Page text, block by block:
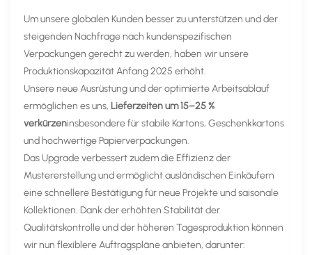
Um unsere globalen Kunden besser zu unterstützen und der
steigenden Nachfrage nach kundenspezifischen
Verpackungen gerecht zu werden, haben wir unsere
Produktionskapazität Anfang 2025 erhöht.
Unsere neue Ausrüstung und der optimierte Arbeitsablauf
ermöglichen es uns, Lieferzeiten um 15–25 %
verkürzeninsbesondere für stabile Kartons, Geschenkkartons
und hochwertige Papierverpackungen.
Das Upgrade verbessert zudem die Effizienz der
Mustererstellung und ermöglicht ausländischen Einkäufern
eine schnellere Bestätigung für neue Projekte und saisonale
Kollektionen. Dank der erhöhten Stabilität der
Qualitätskontrolle und der höheren Tagesproduktion können
wir nun flexiblere Auftragspläne anbieten, darunter: